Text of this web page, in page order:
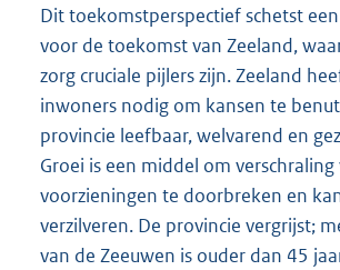
Dit toekomstperspectief schetst
voor de toekomst van Zeeland,
zorg cruciale pijlers zijn. Zeeland
inwoners nodig om kansen te
provincie leefbaar, welvarend en
Groei is een middel om verschraling
voorzieningen te doorbreken en
verzilveren. De provincie vergrijst;
van de Zeeuwen is ouder dan 45